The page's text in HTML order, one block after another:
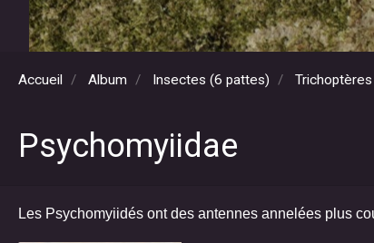
Accueil Album Insectes (6 pattes) Trichoptères
Psychomyiidae
Les Psychomyiidés ont des antennes annelées plus